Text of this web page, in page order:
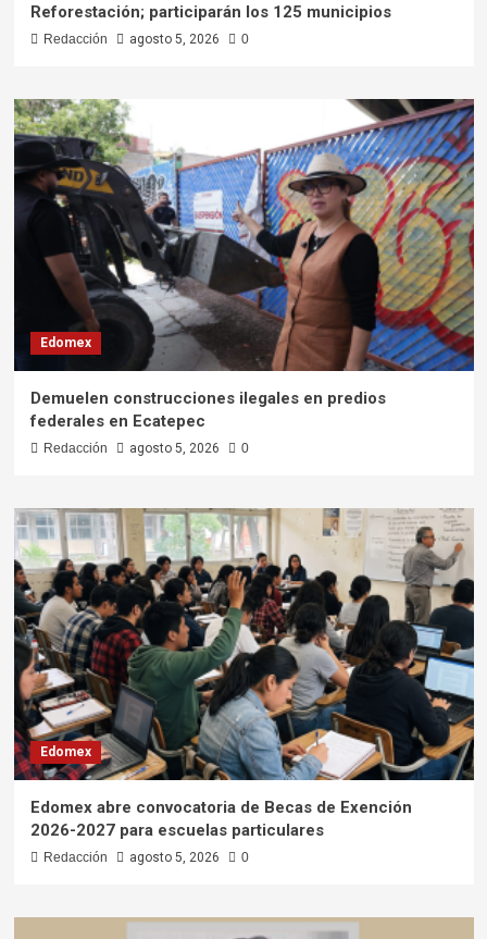
Reforestación; participarán los 125 municipios
Redacción agosto 5, 2026 0
Edomex
Demuelen construcciones ilegales en predios
federales en Ecatepec
Redacción agosto 5, 2026 0
Edomex
Edomex abre convocatoria de Becas de Exención
2026-2027 para escuelas particulares
Redacción agosto 5, 2026 0